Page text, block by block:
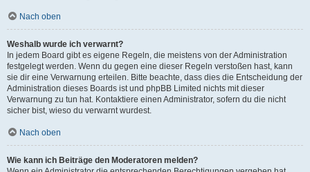
Nach oben
Weshalb wurde ich verwarnt?
In jedem Board gibt es eigene Regeln, die meistens von der Administration
festgelegt werden. Wenn du gegen eine dieser Regeln verstoßen hast, kann
sie dir eine Verwarnung erteilen. Bitte beachte, dass dies die Entscheidung der
Administration dieses Boards ist und phpBB Limited nichts mit dieser
Verwarnung zu tun hat. Kontaktiere einen Administrator, sofern du die nicht
sicher bist, wieso du verwarnt wurdest.
Nach oben
Wie kann ich Beiträge den Moderatoren melden?